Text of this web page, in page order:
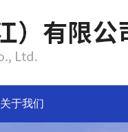
关于我们